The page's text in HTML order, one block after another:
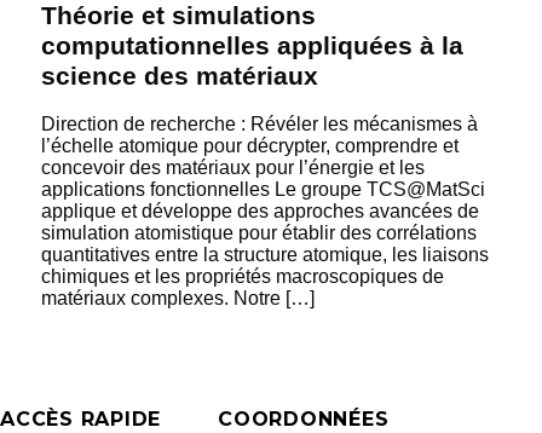
Théorie et simulations
computationnelles appliquées à la
science des matériaux
Direction de recherche : Révéler les mécanismes à
l’échelle atomique pour décrypter, comprendre et
concevoir des matériaux pour l’énergie et les
applications fonctionnelles Le groupe TCS@MatSci
applique et développe des approches avancées de
simulation atomistique pour établir des corrélations
quantitatives entre la structure atomique, les liaisons
chimiques et les propriétés macroscopiques de
matériaux complexes. Notre […]
ACCÈS RAPIDE COORDONNÉES